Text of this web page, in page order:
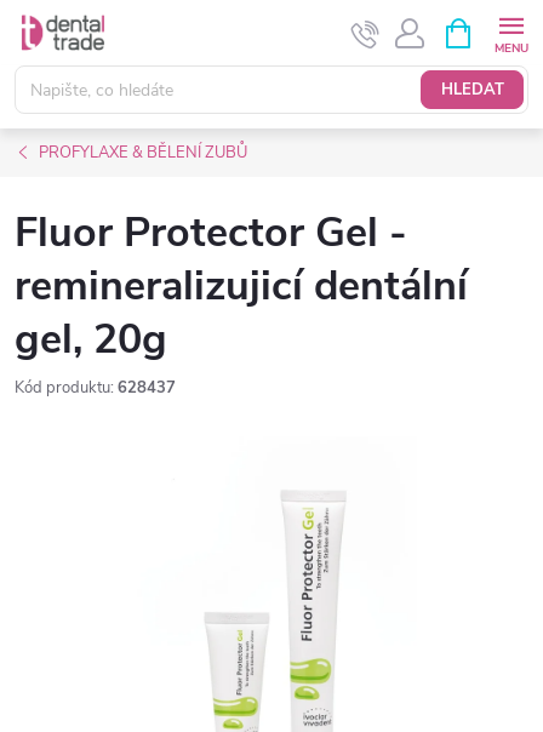
Přejít
obsah
HLEDAT
NÁKUPNÍ
KOŠÍK
PROFYLAXE & BĚLENÍ ZUBŮ
Fluor Protector Gel -
remineralizujicí dentální
gel, 20g
Kód produktu: 628437